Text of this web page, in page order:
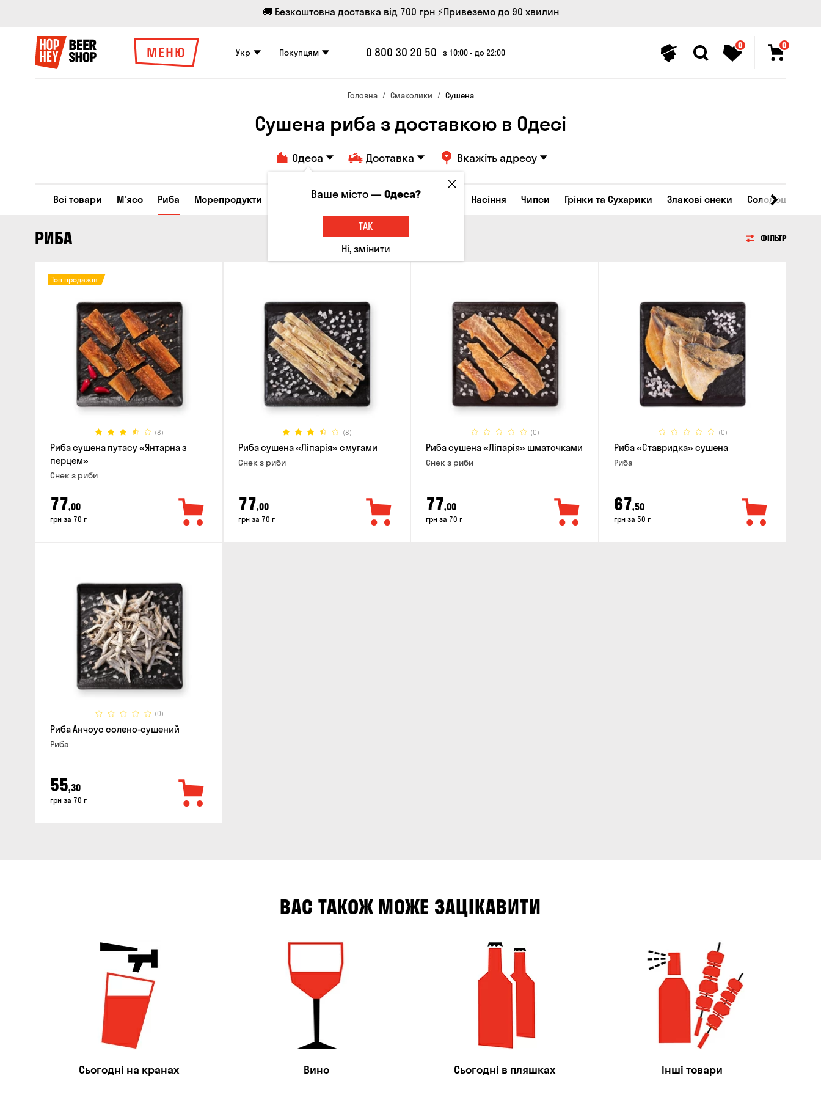
🚚 Безкоштовна доставка від 700 грн ⚡Привеземо до 90 хвилин
МЕНЮ Укр Покупцям 0 800 30 20 50 з 10:00 - до 22:00
0 0
Головна Смаколики Сушена
Сушена риба з доставкою в Одесі
Одеса Доставка Вкажіть адресу
Всі товари М'ясо Риба Морепродукти Сирні закуски Горішки Кукурудза Насіння Чипси Грінки та Сухарики Злакові снеки Солодощі
РИБА ФІЛЬТР
(8)
Топ продажів
Риба сушена путасу «Янтарна з
перцем»
Снек з риби
77,00
грн за 70 г
(8)
Риба сушена «Ліпарія» смугами
Снек з риби
77,00
грн за 70 г
(0)
Риба сушена «Ліпарія» шматочками
Снек з риби
77,00
грн за 70 г
(0)
Риба «Ставридка» сушена
Риба
67,50
грн за 50 г
(0)
Риба Анчоус солено-сушений
Риба
55,30
грн за 70 г
ВАС ТАКОЖ МОЖЕ ЗАЦІКАВИТИ
Сьогодні на кранах Вино Сьогодні в пляшках Інші товари
Ваше місто —Одеса?
ТАК
Ні, змінити